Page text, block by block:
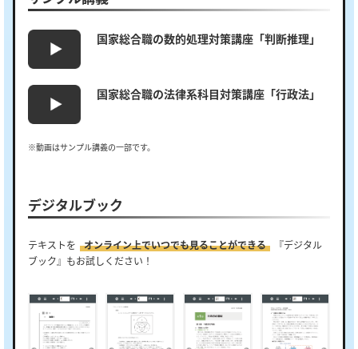
国家総合職の数的処理対策講座「判断推理」
国家総合職の法律系科目対策講座「行政法」
※動画はサンプル講義の一部です。
デジタルブック
テキストを オンライン上でいつでも見ることができる
『デジタル
ブック』もお試しください！